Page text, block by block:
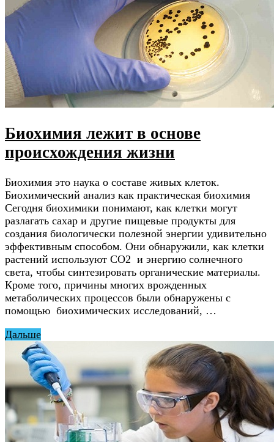
Биохимия лежит в основе
происхождения жизни
Биохимия это наука о составе живых клеток.
Биохимический анализ как практическая биохимия
Сегодня биохимики понимают, как клетки могут
разлагать сахар и другие пищевые продукты для
создания биологически полезной энергии удивительно
эффективным способом. Они обнаружили, как клетки
растений используют CO2 и энергию солнечного
света, чтобы синтезировать органические материалы.
Кроме того, причины многих врожденных
метаболических процессов были обнаружены с
помощью биохимических исследований, …
Дальше